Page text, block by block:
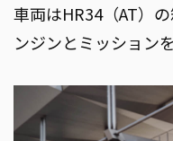
車両はHR34（AT）
ンジンとミッション